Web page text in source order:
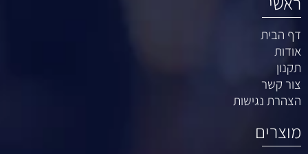
דף הבית
אודות
תקנון
צור קשר
הצהרת נגישות
מוצרים